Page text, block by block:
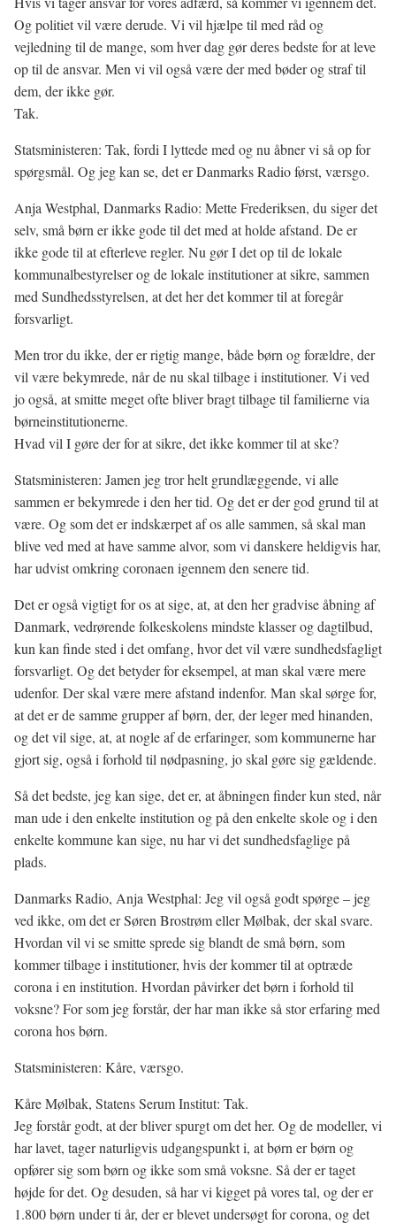
Og politiet vil være derude. Vi vil hjælpe til med råd og
vejledning til de mange, som hver dag gør deres bedste for at leve
op til de ansvar. Men vi vil også være der med bøder og straf til
dem, der ikke gør.
Tak.
Statsministeren: Tak, fordi I lyttede med og nu åbner vi så op for
spørgsmål. Og jeg kan se, det er Danmarks Radio først, værsgo.
Anja Westphal, Danmarks Radio: Mette Frederiksen, du siger det
selv, små børn er ikke gode til det med at holde afstand. De er
ikke gode til at efterleve regler. Nu gør I det op til de lokale
kommunalbestyrelser og de lokale institutioner at sikre, sammen
med Sundhedsstyrelsen, at det her det kommer til at foregår
forsvarligt.
Men tror du ikke, der er rigtig mange, både børn og forældre, der
vil være bekymrede, når de nu skal tilbage i institutioner. Vi ved
jo også, at smitte meget ofte bliver bragt tilbage til familierne via
børneinstitutionerne.
Hvad vil I gøre der for at sikre, det ikke kommer til at ske?
Statsministeren: Jamen jeg tror helt grundlæggende, vi alle
sammen er bekymrede i den her tid. Og det er der god grund til at
være. Og som det er indskærpet af os alle sammen, så skal man
blive ved med at have samme alvor, som vi danskere heldigvis har,
har udvist omkring coronaen igennem den senere tid.
Det er også vigtigt for os at sige, at, at den her gradvise åbning af
Danmark, vedrørende folkeskolens mindste klasser og dagtilbud,
kun kan finde sted i det omfang, hvor det vil være sundhedsfagligt
forsvarligt. Og det betyder for eksempel, at man skal være mere
udenfor. Der skal være mere afstand indenfor. Man skal sørge for,
at det er de samme grupper af børn, der, der leger med hinanden,
og det vil sige, at, at nogle af de erfaringer, som kommunerne har
gjort sig, også i forhold til nødpasning, jo skal gøre sig gældende.
Så det bedste, jeg kan sige, det er, at åbningen finder kun sted, når
man ude i den enkelte institution og på den enkelte skole og i den
enkelte kommune kan sige, nu har vi det sundhedsfaglige på
plads.
Danmarks Radio, Anja Westphal: Jeg vil også godt spørge – jeg
ved ikke, om det er Søren Brostrøm eller Mølbak, der skal svare.
Hvordan vil vi se smitte sprede sig blandt de små børn, som
kommer tilbage i institutioner, hvis der kommer til at optræde
corona i en institution. Hvordan påvirker det børn i forhold til
voksne? For som jeg forstår, der har man ikke så stor erfaring med
corona hos børn.
Statsministeren: Kåre, værsgo.
Kåre Mølbak, Statens Serum Institut: Tak.
Jeg forstår godt, at der bliver spurgt om det her. Og de modeller, vi
har lavet, tager naturligvis udgangspunkt i, at børn er børn og
opfører sig som børn og ikke som små voksne. Så der er taget
højde for det. Og desuden, så har vi kigget på vores tal, og der er
1.800 børn under ti år, der er blevet undersøgt for corona, og det